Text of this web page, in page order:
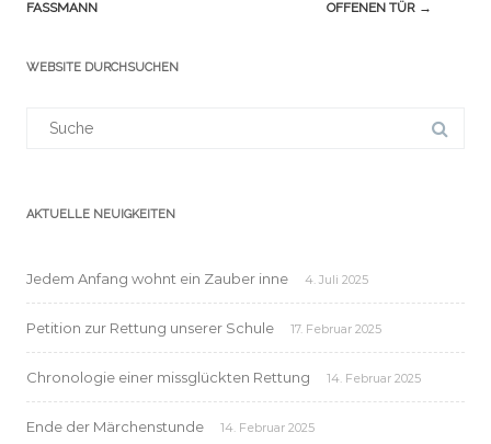
(Beiträge)
FASSMANN
OFFENEN TÜR →
WEBSITE DURCHSUCHEN
AKTUELLE NEUIGKEITEN
Jedem Anfang wohnt ein Zauber inne 4. Juli 2025
Petition zur Rettung unserer Schule 17. Februar 2025
Chronologie einer missglückten Rettung 14. Februar 2025
Ende der Märchenstunde 14. Februar 2025